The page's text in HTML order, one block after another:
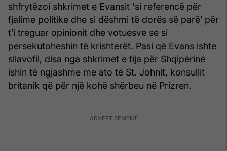
shfrytëzoi shkrimet e Evansit 'si referencë për
fjalime politike dhe si dëshmi të dorës së parë’ për
t’i treguar opinionit dhe votuesve se si
persekutoheshin të krishterët. Pasi që Evans ishte
sllavofil, disa nga shkrimet e tija për Shqipërinë
ishin të ngjashme me ato të St. Johnit, konsullit
britanik që për një kohë shërbeu në Prizren.